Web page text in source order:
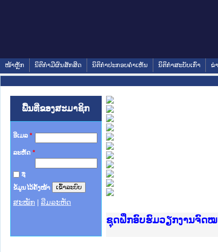
ໜ້າຫຼັກ ນິຕິກໍາມີຜົນສັກສິດ ນິຕິກໍາປະກອບຄໍາເຫັນ ນິຕິກໍາສະບັບເກົ່າ ຂ່
ພື້ນທີ່ຂອງສະມາຊິກ
ອີເມລ *
ລະຫັດ *
ຈື່
ຂໍ້ມູນໄວ້ຄັ້ງໜ້າ
ສະໝັກ ລືມລະຫັດ
Ministry of Justice Lao
ເຜີຍແຜ່ວັບໄຊຈົດໝາຍເຫດ
ກະຊວງຍຸຕິທຳ
ຊຸດຝຶກອົບຮົມວຽກງານຈົດໝ
ກອງປະຊຸມທົບທວນຄືນການ
ຝຶກອົບຮົມ ຜູ່ປະສານງານວ
ຝຶກອົບຮົມ ຜູ່ປະສານງານວ
ເຜີຍແຜ່ແອັບກົດໝາຍລາວ
ເຜີຍແຜ່ແອັບກົດໝາຍລາວ
ຍົກລະດັບວຽກງານຈົດໝາຍ
ຊຸດຝຶກອົບຮົມວຽກງານຈົດໝ